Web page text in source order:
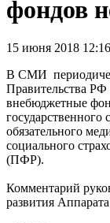
фондов
15 июня 2018 12:16
В СМИ
Правительства
внебюджетные
государственного
обязательного
социального
(ПФР).
Комментарий
развития